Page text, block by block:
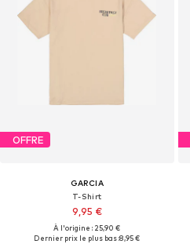
OFFRE
GARCIA
T-Shirt
9,95 €
À l'origine : 25,90 €
Dernier prix le plus bas :8,95 €